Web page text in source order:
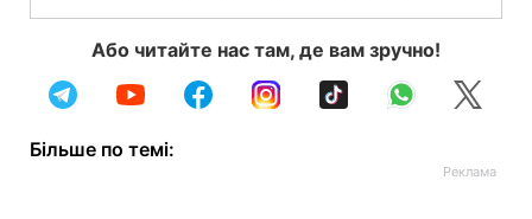
Або читайте нас там, де вам зручно!
Більше по темі: